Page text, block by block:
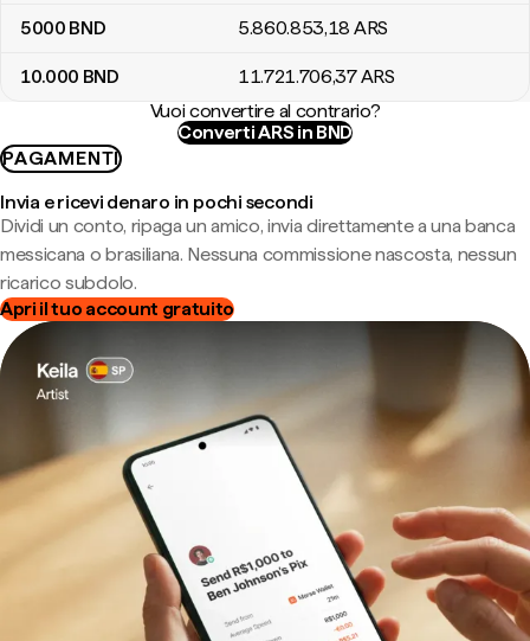
5000 BND 5.860.853,18 ARS
10.000 BND 11.721.706,37ARS
Vuoi convertire al contrario?
Converti ARS in BND
PAGAMENTI
Invia e ricevi denaro in pochi secondi
Dividi un conto, ripaga un amico, invia direttamente a una banca
messicana o brasiliana. Nessuna commissione nascosta, nessun
ricarico subdolo.
Apri il tuo account gratuito